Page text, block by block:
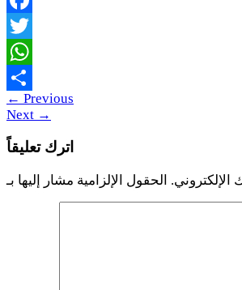
Facebook
Twitter
WhatsApp
Share
← Previous
Next →
اترك تعليقاً